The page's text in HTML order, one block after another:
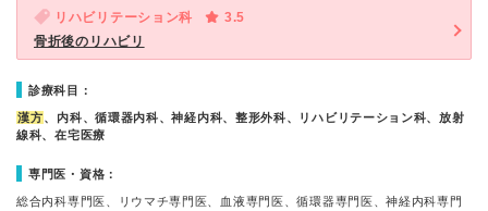
リハビリテーション科
3.5
骨折後のリハビリ
診療科目：
漢方、内科、循環器内科、神経内科、整形外科、リハビリテーション科、放射
線科、在宅医療
専門医・資格：
総合内科専門医、リウマチ専門医、血液専門医、循環器専門医、神経内科専門